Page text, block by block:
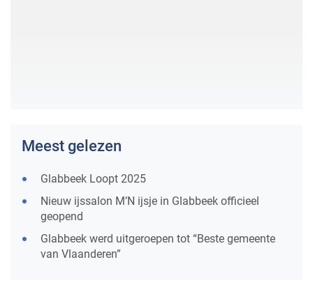
Meest gelezen
Glabbeek Loopt 2025
Nieuw ijssalon M’N ijsje in Glabbeek officieel
geopend
Glabbeek werd uitgeroepen tot “Beste gemeente
van Vlaanderen”